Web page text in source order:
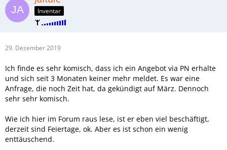
Inventar
29. Dezember 2019
Ich finde es sehr komisch, dass ich ein Angebot via PN erhalte
und sich seit 3 Monaten keiner mehr meldet. Es war eine
Anfrage, die noch Zeit hat, da gekündigt auf März. Dennoch
sehr sehr komisch.
Wie ich hier im Forum raus lese, ist er eben viel beschäftigt,
derzeit sind Feiertage, ok. Aber es ist schon ein wenig
enttäuschend.